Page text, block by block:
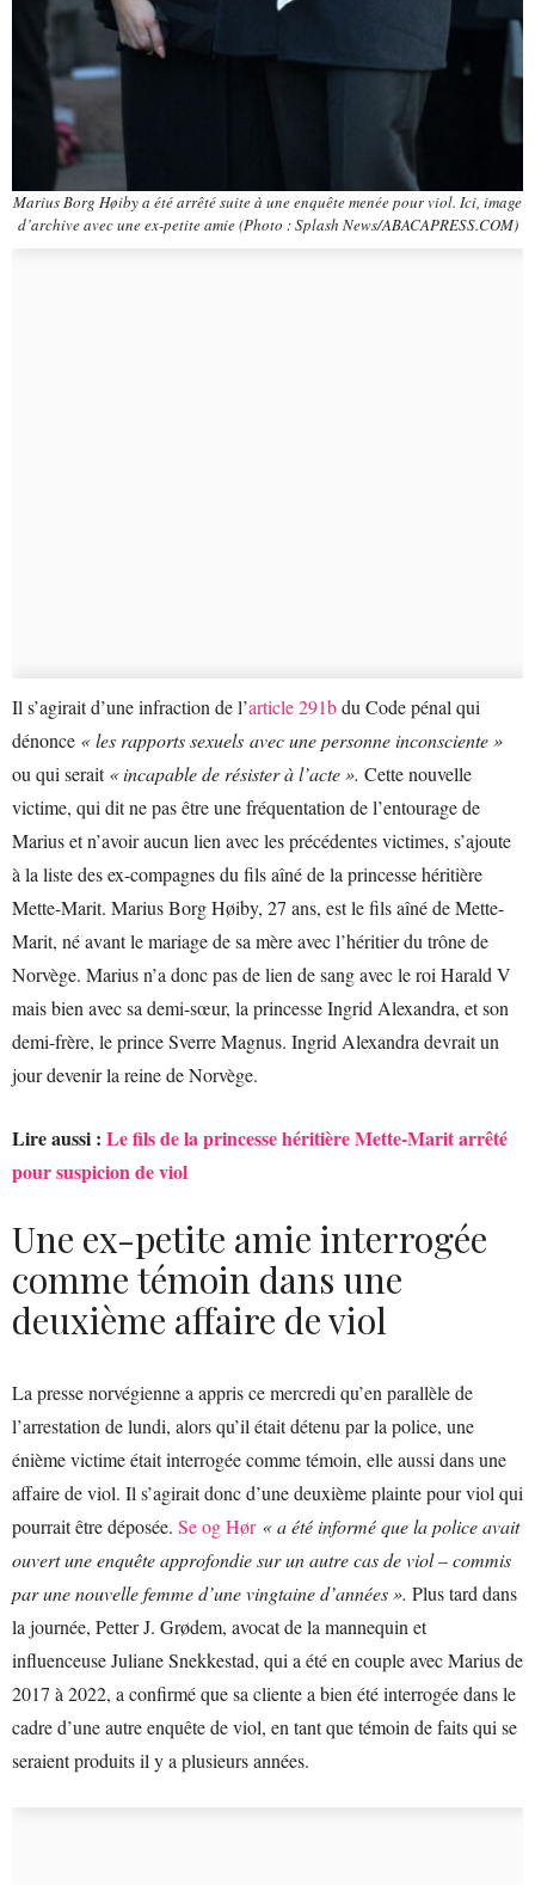
Marius Borg Høiby a été arrêté suite à une enquête menée pour viol. Ici, image
d’archive avec une ex-petite amie (Photo : Splash News/ABACAPRESS.COM)
Il s’agirait d’une infraction de l’article 291bdu Code pénal qui
dénonce « les rapports sexuels avec une personne inconsciente »
ou qui serait« incapable de résister à l’acte ». Cette nouvelle
victime, qui dit ne pas être une fréquentation de l’entourage de
Marius et n’avoir aucun lien avec les précédentes victimes, s’ajoute
à la liste des ex-compagnes du fils aîné de la princesse héritière
Mette-Marit. Marius Borg Høiby, 27 ans, est le fils aîné de Mette-
Marit, né avant le mariage de sa mère avec l’héritier du trône de
Norvège. Marius n’a donc pas de lien de sang avec le roi Harald V
mais bien avec sa demi-sœur, la princesse Ingrid Alexandra, et son
demi-frère, le prince Sverre Magnus. Ingrid Alexandra devrait un
jour devenir la reine de Norvège.
Lire aussi : Le fils de la princesse héritière Mette-Marit arrêté
pour suspicion de viol
Une ex-petite amie interrogée
comme témoin dans une
deuxième affaire de viol
La presse norvégienne a appris ce mercredi qu’en parallèle de
l’arrestation de lundi, alors qu’il était détenu par la police, une
énième victime était interrogée comme témoin, elle aussi dans une
affaire de viol. Il s’agirait donc d’une deuxième plainte pour viol qui
pourrait être déposée. Se og Hør « a été informé que la police avait
ouvert une enquête approfondie sur un autre cas de viol – commis
par une nouvelle femme d’une vingtaine d’années ». Plus tard dans
la journée, Petter J. Grødem, avocat de la mannequin et
influenceuse Juliane Snekkestad, qui a été en couple avec Marius de
2017 à 2022, a confirmé que sa cliente a bien été interrogée dans le
cadre d’une autre enquête de viol, en tant que témoin de faits qui se
seraient produits il y a plusieurs années.